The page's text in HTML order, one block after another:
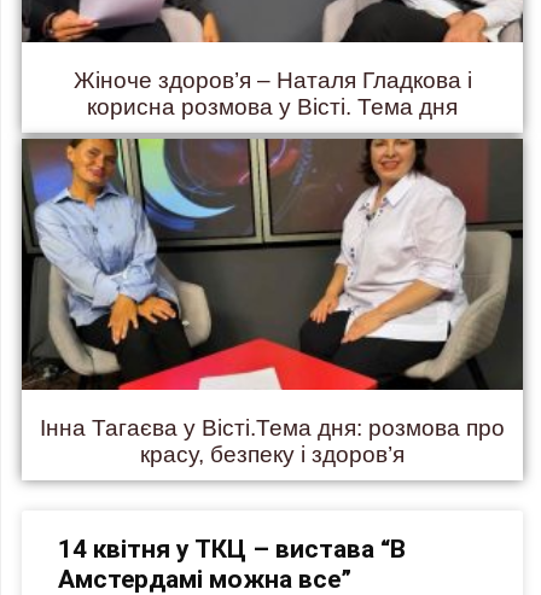
Жіноче здоров’я – Наталя Гладкова і
корисна розмова у Вісті. Тема дня
Інна Тагаєва у Вісті.Тема дня: розмова про
красу, безпеку і здоров’я
14 квітня у ТКЦ – вистава “В
Амстердамі можна все”